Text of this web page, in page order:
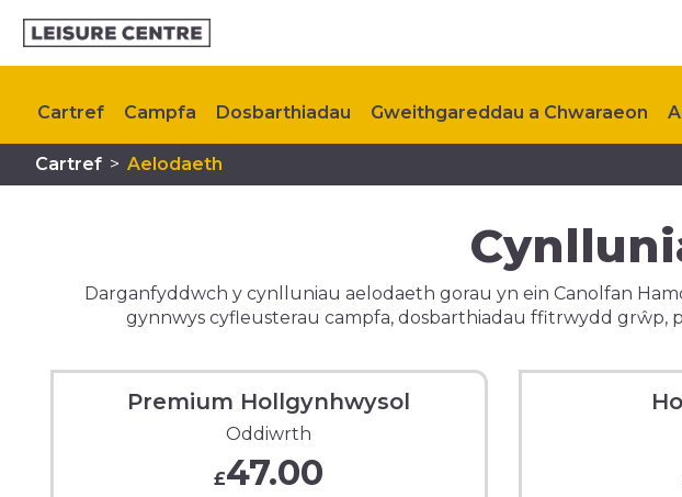
Cartref Campfa Dosbarthiadau Gweithgareddau a Chwaraeon
Cynllunio eich Ymweliad Aelodaeth Digwyddiadau i Ddod Cysylltu
Cartref > Aelodaeth
Darganfyddwch y cynlluniau aelodaeth gorau yn ein Canolfan
gynnwys cyfleusterau campfa, dosbarthiadau ffitrwydd grŵp,
Premium Hollgynhwysol
Oddiwrth
£47.00